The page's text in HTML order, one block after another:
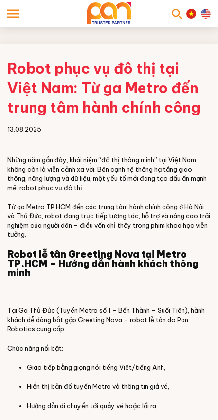
Robot phục vụ đô thị tại
Việt Nam: Từ ga Metro đến
trung tâm hành chính công
13.08.2025
Những năm gần đây, khái niệm “đô thị thông minh” tại Việt Nam
không còn là viễn cảnh xa vời. Bên cạnh hệ thống hạ tầng giao
thông, năng lượng và dữ liệu, một yếu tố mới đang tạo dấu ấn mạnh
mẽ: robot phục vụ đô thị.
Từ ga Metro TP.HCM đến các trung tâm hành chính công ở Hà Nội
và Thủ Đức, robot đang trực tiếp tương tác, hỗ trợ và nâng cao trải
nghiệm của người dân – điều vốn chỉ thấy trong phim khoa học viễn
tưởng.
Robot lễ tân Greeting Nova tại Metro
TP.HCM – Hướng dẫn hành khách thông
minh
Tại Ga Thủ Đức (Tuyến Metro số 1 – Bến Thành – Suối Tiên), hành
khách dễ dàng bắt gặp Greeting Nova – robot lễ tân do Pan
Robotics cung cấp.
Chức năng nổi bật:
Giao tiếp bằng giọng nói tiếng Việt/tiếng Anh,
Hiển thị bản đồ tuyến Metro và thông tin giá vé,
Hướng dẫn di chuyển tới quầy vé hoặc lối ra,